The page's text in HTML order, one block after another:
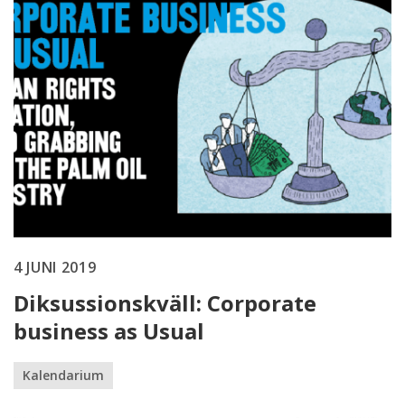
4 JUNI 2019
Diksussionskväll: Corporate
business as Usual
Kalendarium